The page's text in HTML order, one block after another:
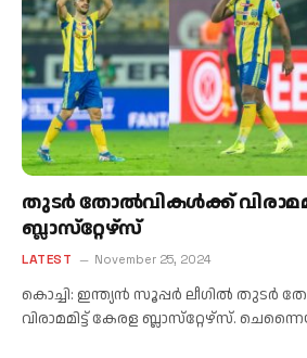
തുടര്‍ തോല്‍വികള്‍ക്ക്
ബ്ലാസ്‌റ്റേഴ്‌സ്
LATEST November 25, 2024
കൊച്ചി: ഇന്ത്യന്‍ സൂപ്പര്‍ ലീഗില്‍ തുടര്‍
വിരാമമിട്ട് കേരള ബ്ലാസ്‌റ്റേഴ്‌സ്.